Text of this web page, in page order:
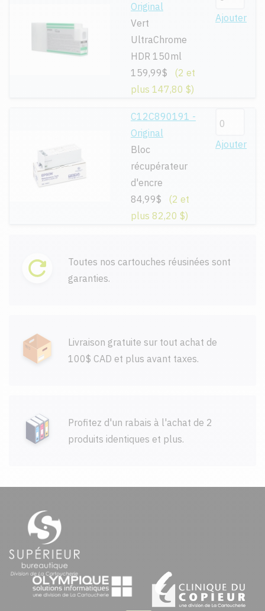
Original
Vert
UltraChrome
HDR 150ml
159,99$
(2 et
plus 147,80 $)
Ajouter
C12C890191 -
Original
Bloc
récupérateur
d'encre
84,99$
(2 et
plus 82,20 $)
Ajouter
Toutes nos cartouches réusinées sont
garanties.
Livraison gratuite sur tout achat de
100$ CAD et plus avant taxes.
Profitez d'un rabais à l'achat de 2
produits identiques et plus.